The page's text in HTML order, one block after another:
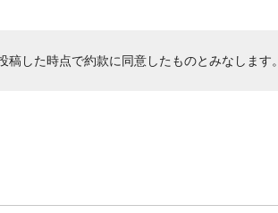
稿した時点で約款に同意したものとみなします。